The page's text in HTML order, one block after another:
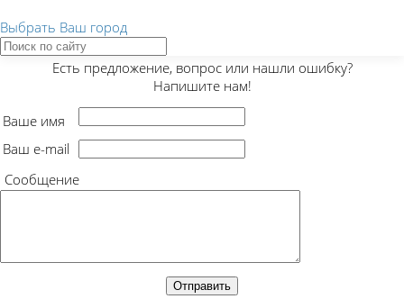
Есть предложение, вопрос или нашли ошибку?
Напишите нам!
Ваше имя
Ваш e-mail
Сообщение
Выбрать Ваш город